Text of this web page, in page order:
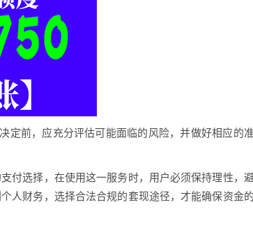
定前，应充分评估可能面临的风险，并做好相应的
付选择，在使用这一服务时，用户必须保持理性，
人财务，选择合法合规的套现途径，才能确保资金